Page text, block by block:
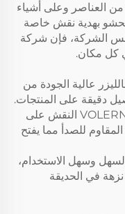
العناصر وعلى أشياء
بهدية نقش خاصة
الشركة، فإن شركة
عالية الجودة من
مجموعة واسعة من المواد: يمكن لآلات VOLERN النقش على
للصدأ مما يفتح
وسهل الاستخدام،
في الحديقة